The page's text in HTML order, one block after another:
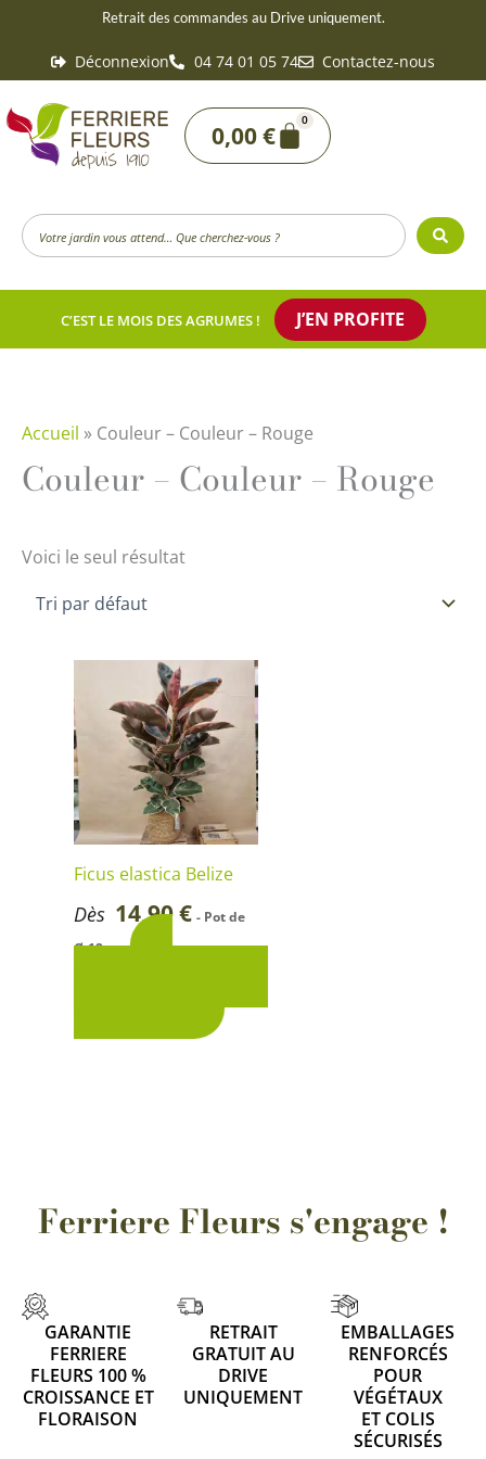
contenu
Retrait des commandes au Drive uniquement.
Déconnexion 04 74 01 05 74 Contactez-nous
0,00€
0
Panier
Search
...
C’EST LE MOIS DES AGRUMES ! J’EN PROFITE
Accueil » Couleur – Couleur – Rouge
Couleur – Couleur – Rouge
Voici le seul résultat
Ficus elastica Belize
Dès 14,90€ - Pot de
Ø 12 cm
produit
plusieurs
variations.
Les
être
la
Ferriere Fleurs s'engage !
GARANTIE
FERRIERE
FLEURS 100 %
CROISSANCE ET
FLORAISON
RETRAIT
GRATUIT AU
DRIVE
UNIQUEMENT
EMBALLAGES
RENFORCÉS
POUR
VÉGÉTAUX
ET COLIS
SÉCURISÉS